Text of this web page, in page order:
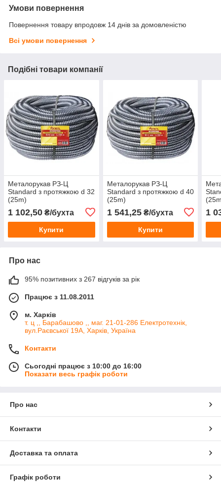
Умови повернення
Повернення товару впродовж 14 днів за домовленістю
Всі умови повернення
Подібні товари компанії
Металорукав РЗ-Ц
Standard з протяжкою d 32
(25m)
1 102,50 ₴/бухта
Купити
Металорукав РЗ-Ц
Standard з протяжкою d 40
(25m)
1 541,25₴/бухта
Купити
1
Про нас
95% позитивних з 267 відгуків за рік
Працює з 11.08.2011
м. Харків
т. ц ,, Барабашово ,, маг. 21-01-286 Електротехнік,
вул.Раєвської 19А, Харків, Україна
Контакти
Сьогодні працює з 10:00 до 16:00
Показати весь графік роботи
Про нас
Контакти
Доставка та оплата
Графік роботи